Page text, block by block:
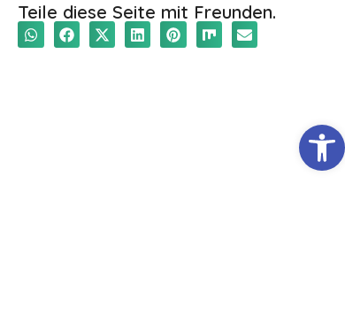
Teile diese Seite mit Freunden.